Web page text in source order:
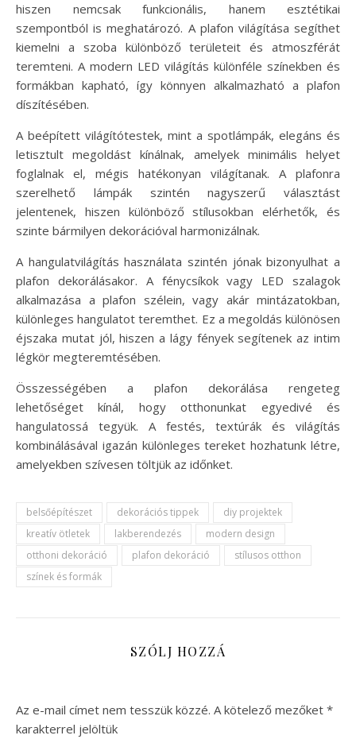
hiszen nemcsak funkcionális, hanem esztétikai
szempontból is meghatározó. A plafon világítása segíthet
kiemelni a szoba különböző területeit és atmoszférát
teremteni. A modern LED világítás különféle színekben és
formákban kapható, így könnyen alkalmazható a plafon
díszítésében.
A beépített világítótestek, mint a spotlámpák, elegáns és
letisztult megoldást kínálnak, amelyek minimális helyet
foglalnak el, mégis hatékonyan világítanak. A plafonra
szerelhető lámpák szintén nagyszerű választást
jelentenek, hiszen különböző stílusokban elérhetők, és
szinte bármilyen dekorációval harmonizálnak.
A hangulatvilágítás használata szintén jónak bizonyulhat a
plafon dekorálásakor. A fénycsíkok vagy LED szalagok
alkalmazása a plafon szélein, vagy akár mintázatokban,
különleges hangulatot teremthet. Ez a megoldás különösen
éjszaka mutat jól, hiszen a lágy fények segítenek az intim
légkör megteremtésében.
Összességében a plafon dekorálása rengeteg
lehetőséget kínál, hogy otthonunkat egyedivé és
hangulatossá tegyük. A festés, textúrák és világítás
kombinálásával igazán különleges tereket hozhatunk létre,
amelyekben szívesen töltjük az időnket.
belsőépítészet dekorációs tippek
diy projektek
kreatív ötletek
lakberendezés
modern design
otthoni dekoráció
plafon dekoráció
stílusos otthon
színek és formák
SZÓLJ HOZZÁ
Az e-mail címet nem tesszük közzé. A kötelező mezőket *
karakterrel jelöltük